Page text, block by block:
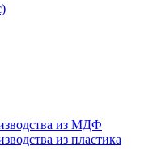
из МДФ
из пластика